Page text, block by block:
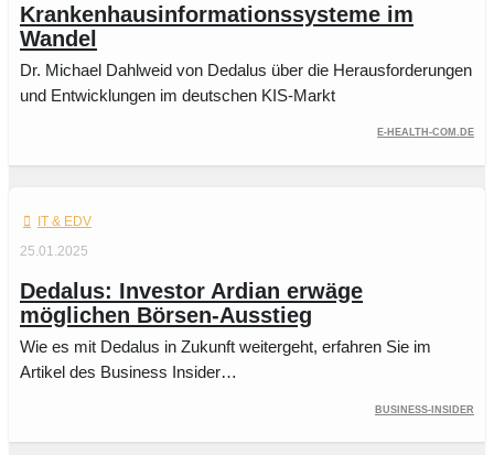
Krankenhausinformationssysteme im
Wandel
Dr. Michael Dahlweid von Dedalus über die Herausforderungen
und Entwicklungen im deutschen KIS-Markt
e-health-com.de
IT & EDV
25.01.2025
Dedalus: Investor Ardian erwäge
möglichen Börsen-Ausstieg
Wie es mit Dedalus in Zukunft weitergeht, erfahren Sie im
Artikel des Business Insider…
Business-Insider